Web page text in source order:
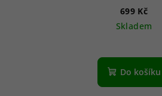
699 Kč
Skladem
Do košíku